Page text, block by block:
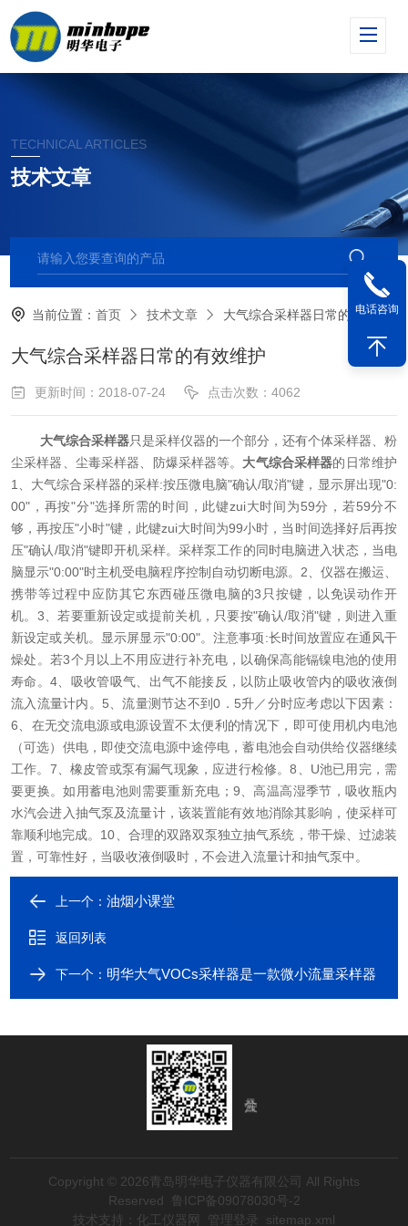
TECHNICAL ARTICLES
技术文章
当前位置：首页 技术文章 大气综合采样器日常的有效维护
大气综合采样器日常的有效维护
更新时间：2018-07-24 点击次数：4062
大气综合采样器只是采样仪器的一个部分，还有个体采样器、粉
尘采样器、尘毒采样器、防爆采样器等。 大气综合采样器的日常维护
1、大气综合采样器的采样:按压微电脑"确认/取消"键，显示屏出现"0:
00"，再按"分"选择所需的时间，此键zui大时间为59分，若59分不
够，再按压"小时"键，此键zui大时间为99小时，当时间选择好后再按
压"确认/取消"键即开机采样。采样泵工作的同时电脑进入状态，当电
脑显示"0:00"时主机受电脑程序控制自动切断电源。 2、仪器在搬运、
携带等过程中应防其它东西碰压微电脑的3只按键，以免误动作开
机。 3、若要重新设定或提前关机，只要按"确认/取消"键，则进入重
新设定或关机。显示屏显示"0:00"。 注意事项:长时间放置应在通风干
燥处。若3个月以上不用应进行补充电，以确保高能镉镍电池的使用
寿命。4、吸收管吸气、出气不能接反，以防止吸收管内的吸收液倒
流入流量计内。 5、流量测节达不到0．5升／分时应考虑以下因素：
6、在无交流电源或电源设置不太便利的情况下，即可使用机内电池
（可选）供电，即使交流电源中途停电，蓄电池会自动供给仪器继续
工作。 7、橡皮管或泵有漏气现象，应进行检修。8、U池已用完，需
要更换。如用蓄电池则需要重新充电； 9、高温高湿季节，吸收瓶内
水汽会进入抽气泵及流量计，该装置能有效地消除其影响，使采样可
靠顺利地完成。 10、合理的双路双泵独立抽气系统，带干燥、过滤装
置，可靠性好，当吸收液倒吸时，不会进入流量计和抽气泵中。
上一个：油烟小课堂
返回列表
下一个： 明华大气VOCs采样器是一款微小流量采样器
Copyright © 2026青岛明华电子仪器有限公司 All Rights
Reserved 鲁ICP备09078030号-2
技术支持： 化工仪器网 管理登录 sitemap.xml
电话咨询